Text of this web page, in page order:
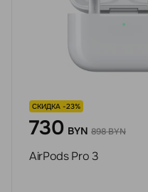
СКИДКА -23%
730 BYN 898 BYN
AirPods Pro 3